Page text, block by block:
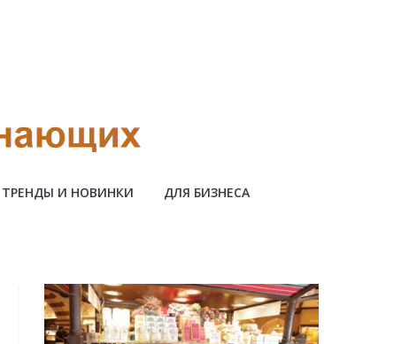
ТРЕНДЫ И НОВИНКИ ДЛЯ БИЗНЕСА